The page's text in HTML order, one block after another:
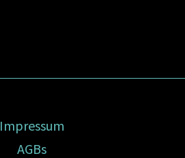
Impressum
AGBs